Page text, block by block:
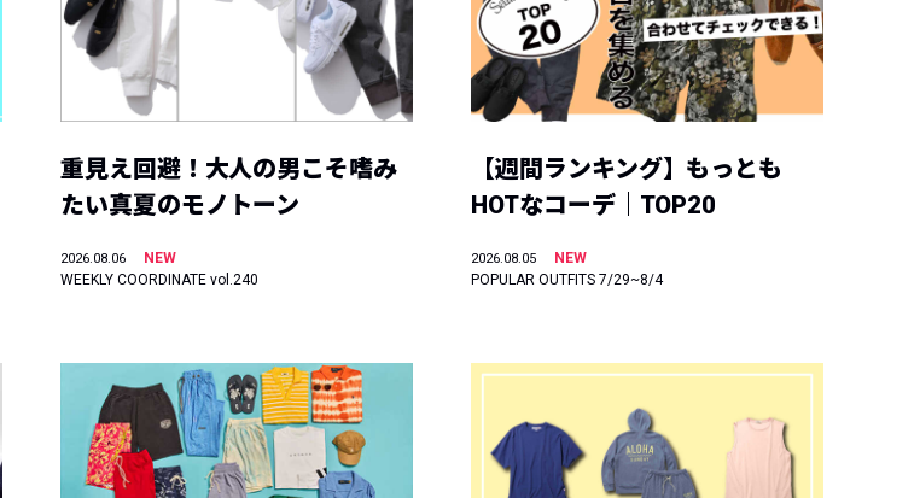
重見え回避！大人の男こそ嗜み
たい真夏のモノトーン
2026.08.06
NEW
WEEKLY COORDINATE vol.240
【週間ランキング】もっとも
HOTなコーデ｜TOP20
2026.08.05
NEW
POPULAR OUTFITS 7/29~8/4